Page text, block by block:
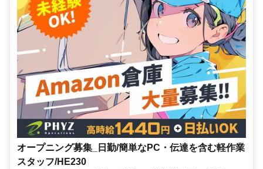
オープニング募集_日勤/簡単なPC・伝達を含む軽作業
スタッフ/HE230